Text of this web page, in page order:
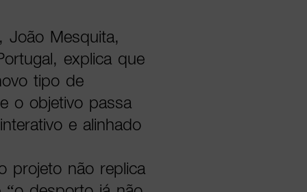
João Mesquita,
explica que
tipo de
o objetivo passa
e alinhado
projeto não replica